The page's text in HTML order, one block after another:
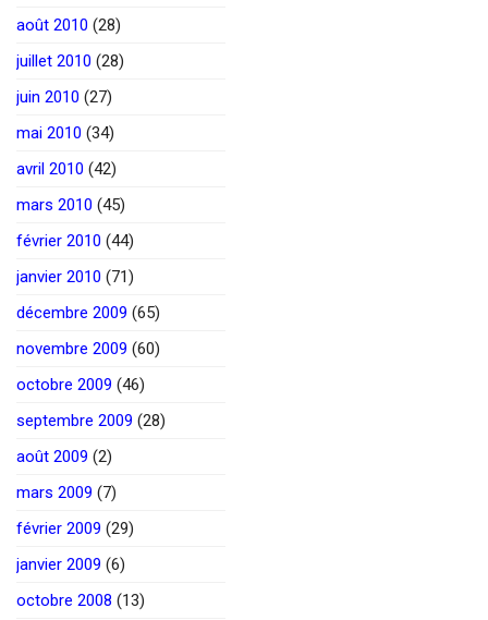
août 2010 (28)
juillet 2010 (28)
juin 2010 (27)
mai 2010 (34)
avril 2010 (42)
mars 2010 (45)
février 2010 (44)
janvier 2010 (71)
décembre 2009 (65)
novembre 2009 (60)
octobre 2009 (46)
septembre 2009 (28)
août 2009 (2)
mars 2009 (7)
février 2009 (29)
janvier 2009 (6)
octobre 2008 (13)